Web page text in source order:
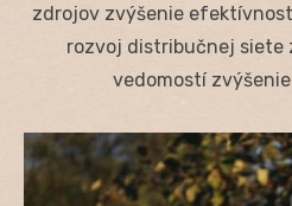
zdrojov zvýšenie
rozvoj distribučnej siete
vedomostí